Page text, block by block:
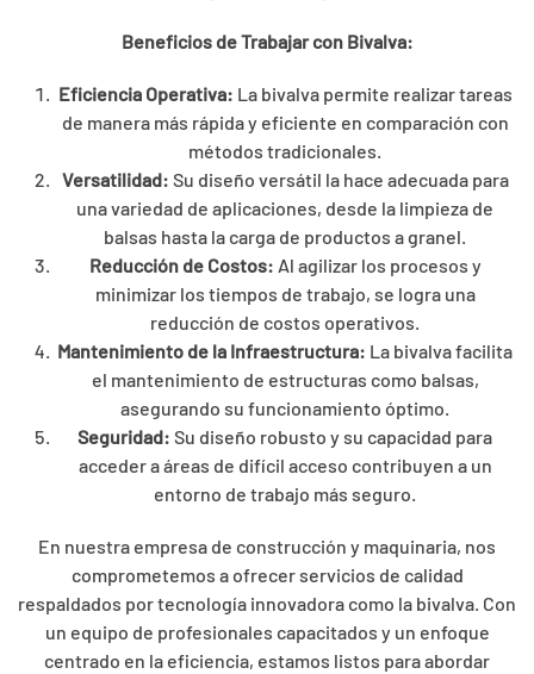
Beneficios de Trabajar con Bivalva:
Eficiencia Operativa: La bivalva permite realizar tareas
de manera más rápida y eficiente en comparación con
métodos tradicionales.
Versatilidad: Su diseño versátil la hace adecuada para
una variedad de aplicaciones, desde la limpieza de
balsas hasta la carga de productos a granel.
Reducción de Costos: Al agilizar los procesos y
minimizar los tiempos de trabajo, se logra una
reducción de costos operativos.
Mantenimiento de la Infraestructura: La bivalva facilita
el mantenimiento de estructuras como balsas,
asegurando su funcionamiento óptimo.
Seguridad: Su diseño robusto y su capacidad para
acceder a áreas de difícil acceso contribuyen a un
entorno de trabajo más seguro.
En nuestra empresa de construcción y maquinaria, nos
comprometemos a ofrecer servicios de calidad
respaldados por tecnología innovadora como la bivalva. Con
un equipo de profesionales capacitados y un enfoque
centrado en la eficiencia, estamos listos para abordar